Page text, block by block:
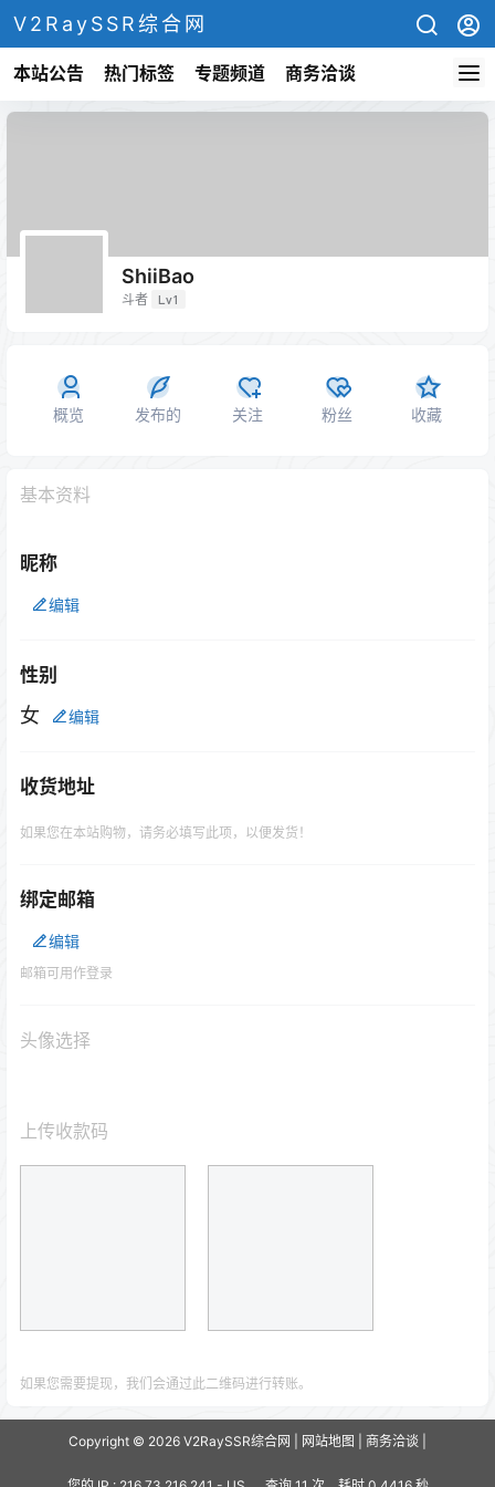
V2RaySSR综合网
本站公告 热门标签 专题频道 商务洽谈
ShiiBao
斗者 Lv1
概览 发布的 关注 粉丝 收藏
基本资料
昵称
编辑
性别
女 编辑
收货地址
如果您在本站购物，请务必填写此项，以便发货！
绑定邮箱
编辑
邮箱可用作登录
头像选择
上传收款码
如果您需要提现，我们会通过此二维码进行转账。
Copyright © 2026 V2RaySSR综合网 网站地图 商务洽谈